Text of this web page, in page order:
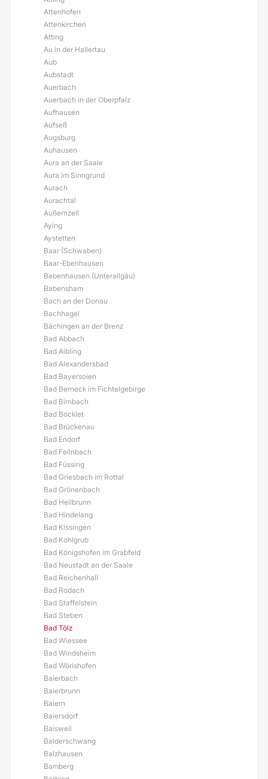
Attenhofen
Attenkirchen
Atting
Au in der Hallertau
Aub
Aubstadt
Auerbach
Auerbach in der Oberpfalz
Aufhausen
Aufseß
Augsburg
Auhausen
Aura an der Saale
Aura im Sinngrund
Aurach
Aurachtal
Außernzell
Aying
Aystetten
Baar (Schwaben)
Baar-Ebenhausen
Babenhausen (Unterallgäu)
Babensham
Bach an der Donau
Bachhagel
Bächingen an der Brenz
Bad Abbach
Bad Aibling
Bad Alexandersbad
Bad Bayersoien
Bad Berneck im Fichtelgebirge
Bad Birnbach
Bad Bocklet
Bad Brückenau
Bad Endorf
Bad Feilnbach
Bad Füssing
Bad Griesbach im Rottal
Bad Grönenbach
Bad Heilbrunn
Bad Hindelang
Bad Kissingen
Bad Kohlgrub
Bad Königshofen im Grabfeld
Bad Neustadt an der Saale
Bad Reichenhall
Bad Rodach
Bad Staffelstein
Bad Steben
Bad Tölz
Bad Wiessee
Bad Windsheim
Bad Wörishofen
Baierbach
Baierbrunn
Baiern
Baiersdorf
Baisweil
Balderschwang
Balzhausen
Bamberg